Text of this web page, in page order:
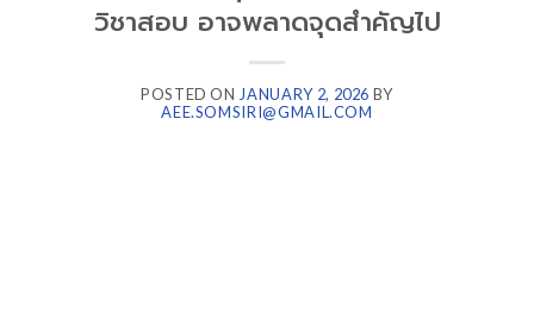
วิชาสอบ อาจพลาดจุดสำคัญไป
POSTED ON JANUARY 2, 2026 BY
AEE.SOMSIRI@GMAIL.COM